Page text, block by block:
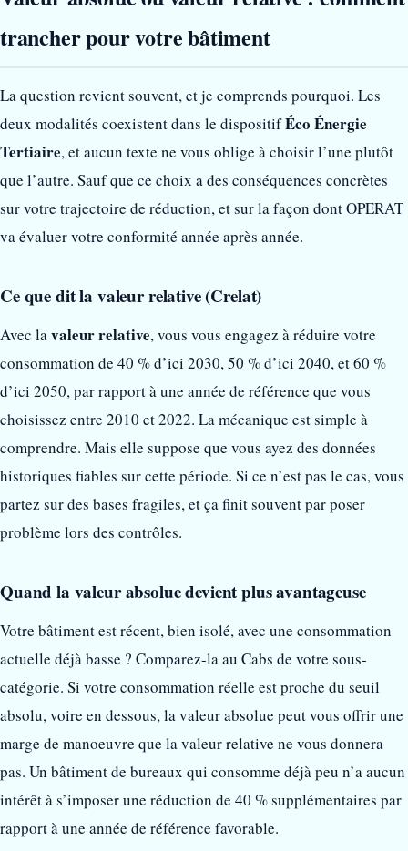
trancher pour votre bâtiment
La question revient souvent, et je comprends pourquoi. Les
deux modalités coexistent dans le dispositifÉco Énergie
Tertiaire, et aucun texte ne vous oblige à choisir l’une plutôt
que l’autre. Sauf que ce choix a des conséquences concrètes
sur votre trajectoire de réduction, et sur la façon dont OPERAT
va évaluer votre conformité année après année.
Ce que dit la valeur relative (Crelat)
Avec lavaleur relative, vous vous engagez à réduire votre
consommation de 40 % d’ici 2030, 50 % d’ici 2040, et 60 %
d’ici 2050, par rapport à une année de référence que vous
choisissez entre 2010 et 2022. La mécanique est simple à
comprendre. Mais elle suppose que vous ayez des données
historiques fiables sur cette période. Si ce n’est pas le cas, vous
partez sur des bases fragiles, et ça finit souvent par poser
problème lors des contrôles.
Quand la valeur absolue devient plus avantageuse
Votre bâtiment est récent, bien isolé, avec une consommation
actuelle déjà basse ? Comparez-la au Cabs de votre sous-
catégorie. Si votre consommation réelle est proche du seuil
absolu, voire en dessous, la valeur absolue peut vous offrir une
marge de manoeuvre que la valeur relative ne vous donnera
pas. Un bâtiment de bureaux qui consomme déjà peu n’a aucun
intérêt à s’imposer une réduction de 40 % supplémentaires par
rapport à une année de référence favorable.